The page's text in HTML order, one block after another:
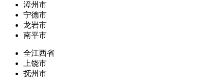
漳州市
宁德市
龙岩市
南平市
全江西省
上饶市
抚州市